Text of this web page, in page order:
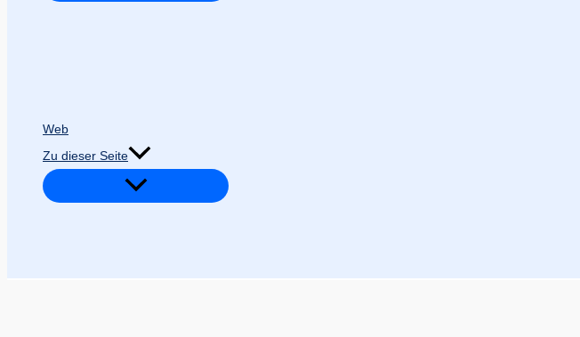
Web
Zu dieser Seite